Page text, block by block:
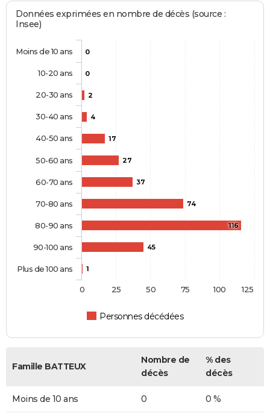
Données exprimées en nombre de décès (source :
Insee)
0
0
2
4
17
27
37
74
116
45
1
Personnes décédées
Moins de 10 ans
10-20 ans
20-30 ans
30-40 ans
40-50 ans
50-60 ans
60-70 ans
70-80 ans
80-90 ans
90-100 ans
Plus de 100 ans
0 100
25 50 75 125
Famille BATTEUX
Nombre de
décès
% des
décès
Moins de 10 ans 0 0 %